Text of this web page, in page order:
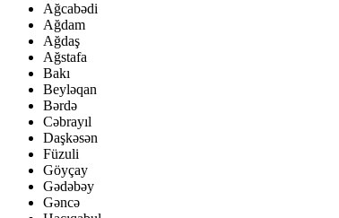
Ağcabədi
Ağdam
Ağdaş
Ağstafa
Bakı
Beyləqan
Bərdə
Cəbrayıl
Daşkəsən
Füzuli
Göyçay
Gədəbəy
Gəncə